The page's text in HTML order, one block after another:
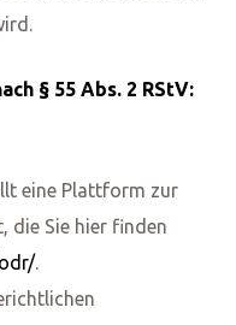
§ 55 Abs. 2 RStV:
eine Plattform zur
die Sie hier finden
.